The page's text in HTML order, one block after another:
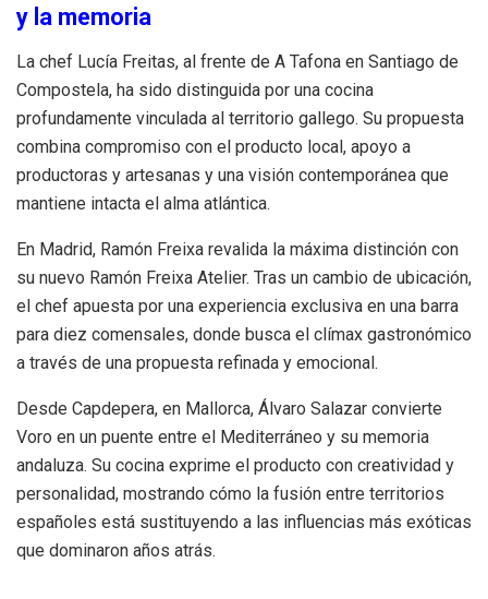
y la memoria
La chef Lucía Freitas, al frente de A Tafona en Santiago de
Compostela, ha sido distinguida por una cocina
profundamente vinculada al territorio gallego. Su propuesta
combina compromiso con el producto local, apoyo a
productoras y artesanas y una visión contemporánea que
mantiene intacta el alma atlántica.
En Madrid, Ramón Freixa revalida la máxima distinción con
su nuevo Ramón Freixa Atelier. Tras un cambio de ubicación,
el chef apuesta por una experiencia exclusiva en una barra
para diez comensales, donde busca el clímax gastronómico
a través de una propuesta refinada y emocional.
Desde Capdepera, en Mallorca, Álvaro Salazar convierte
Voro en un puente entre el Mediterráneo y su memoria
andaluza. Su cocina exprime el producto con creatividad y
personalidad, mostrando cómo la fusión entre territorios
españoles está sustituyendo a las influencias más exóticas
que dominaron años atrás.